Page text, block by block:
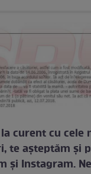
curent cu cele
te așteptăm și
și Instagram.